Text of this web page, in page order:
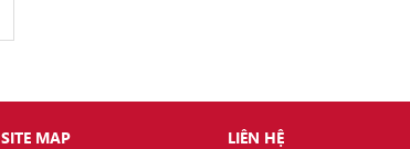
SITE MAP LIÊN HỆ